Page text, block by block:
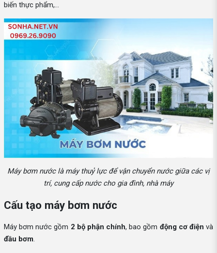
biến thực phẩm,...
Máy bơm nước là máy thuỷ lực để vận chuyển nước giữa các vị
trí, cung cấp nước cho gia đình, nhà máy
Cấu tạo máy bơm nước
Máy bơm nước gồm 2 bộ phận chính, bao gồm động cơ điện và
đầu bơm